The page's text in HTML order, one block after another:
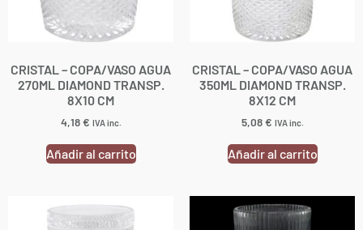
CRISTAL – COPA/VASO AGUA
270ML DIAMOND TRANSP.
8X10 CM
4,18€ IVA inc.
Añadir al carrito
CRISTAL – COPA/VASO AGUA
350ML DIAMOND TRANSP.
8X12 CM
5,08€ IVA inc.
Añadir al carrito